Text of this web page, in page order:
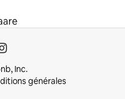
Inc.
générales